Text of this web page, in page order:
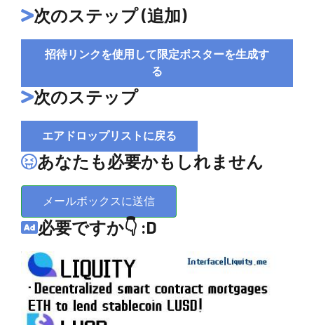
次のステップ (追加)
招待リンクを使用して限定ポスターを生成す
る
次のステップ
エアドロップリストに戻る
あなたも必要かもしれません
メールボックスに送信
必要ですか👇 :D